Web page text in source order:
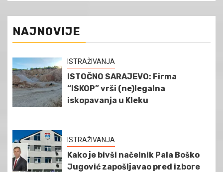
NAJNOVIJE
ISTRAŽIVANJA
ISTOČNO SARAJEVO: Firma
“ISKOP” vrši (ne)legalna
iskopavanja u Kleku
ISTRAŽIVANJA
Kako je bivši načelnik Pala Boško
Jugović zapošljavao pred izbore